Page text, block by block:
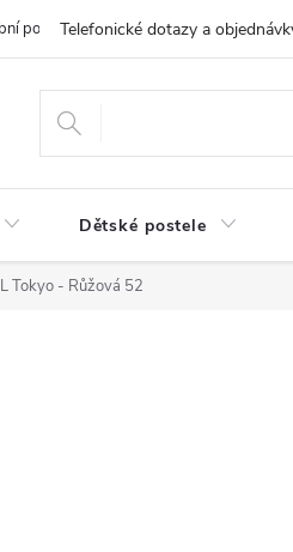
515
podmínky Obchodní podmínky
Dětské postele
Tokyo - Růžová 52